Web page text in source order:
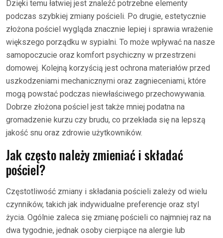
Dzięki temu łatwiej jest znaleźć potrzebne elementy
podczas szybkiej zmiany pościeli. Po drugie, estetycznie
złożona pościel wygląda znacznie lepiej i sprawia wrażenie
większego porządku w sypialni. To może wpływać na nasze
samopoczucie oraz komfort psychiczny w przestrzeni
domowej. Kolejną korzyścią jest ochrona materiałów przed
uszkodzeniami mechanicznymi oraz zagnieceniami, które
mogą powstać podczas niewłaściwego przechowywania.
Dobrze złożona pościel jest także mniej podatna na
gromadzenie kurzu czy brudu, co przekłada się na lepszą
jakość snu oraz zdrowie użytkowników.
Jak często należy zmieniać i składać
pościel?
Częstotliwość zmiany i składania pościeli zależy od wielu
czynników, takich jak indywidualne preferencje oraz styl
życia. Ogólnie zaleca się zmianę pościeli co najmniej raz na
dwa tygodnie, jednak osoby cierpiące na alergie lub